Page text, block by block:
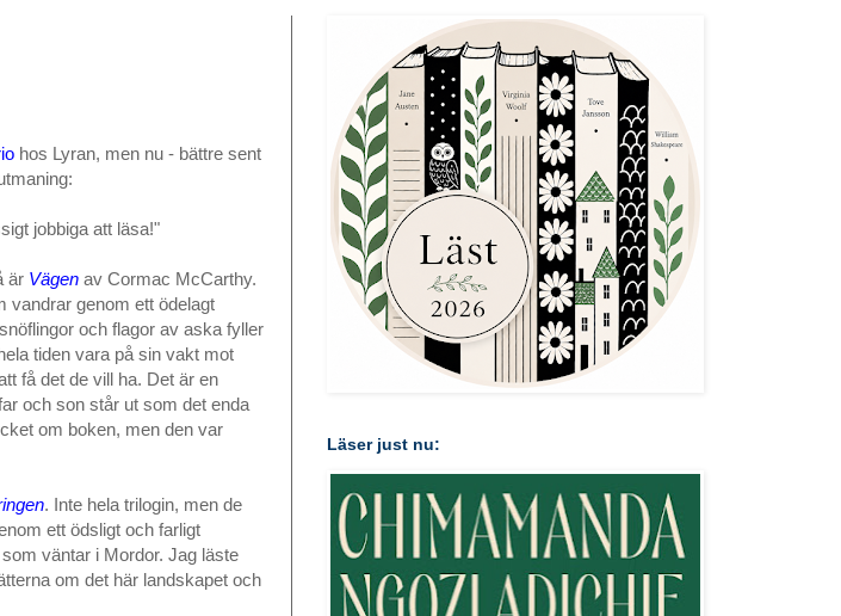
hos Lyran, men nu - bättre sent
jobbiga att läsa!"
är Vägenav Cormac McCarthy.
vandrar genom ett ödelagt
och flagor av aska fyller
tiden vara på sin vakt mot
få det de vill ha. Det är en
och son står ut som det enda
om boken, men den var
. Inte hela trilogin, men de
ett ödsligt och farligt
väntar i Mordor. Jag läste
om det här landskapet och
Läser just nu: